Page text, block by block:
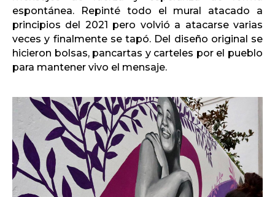
espontánea. Repinté todo el mural atacado a
principios del 2021 pero volvió a atacarse varias
veces y finalmente se tapó. Del diseño original se
hicieron bolsas, pancartas y carteles por el pueblo
para mantener vivo el mensaje.